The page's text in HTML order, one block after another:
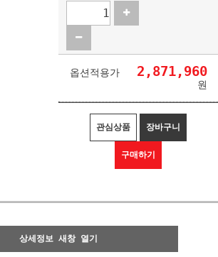
옵션적용가 2,871,960
원
관심상품 장바구니
구매하기
상세정보 새창 열기